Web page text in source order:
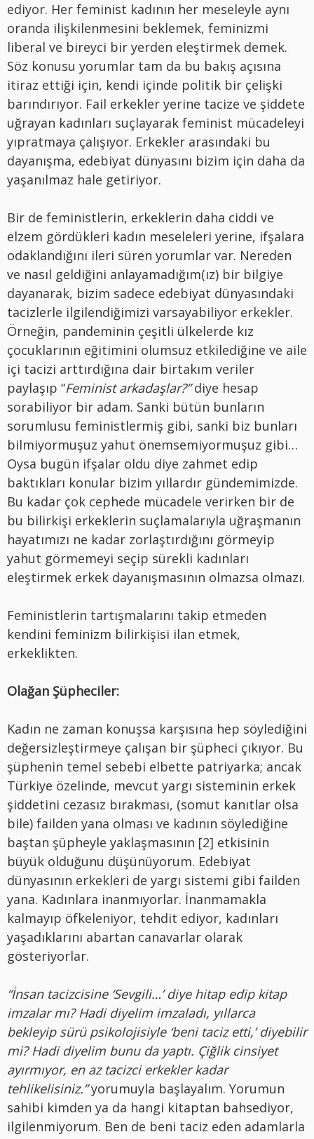
ediyor. Her feminist kadının her meseleyle aynı
oranda ilişkilenmesini beklemek, feminizmi
liberal ve bireyci bir yerden eleştirmek demek.
Söz konusu yorumlar tam da bu bakış açısına
itiraz ettiği için, kendi içinde politik bir çelişki
barındırıyor. Fail erkekler yerine tacize ve şiddete
uğrayan kadınları suçlayarak feminist mücadeleyi
yıpratmaya çalışıyor. Erkekler arasındaki bu
dayanışma, edebiyat dünyasını bizim için daha da
yaşanılmaz hale getiriyor.
Bir de feministlerin, erkeklerin daha ciddi ve
elzem gördükleri kadın meseleleri yerine, ifşalara
odaklandığını ileri süren yorumlar var. Nereden
ve nasıl geldiğini anlayamadığım(ız) bir bilgiye
dayanarak, bizim sadece edebiyat dünyasındaki
tacizlerle ilgilendiğimizi varsayabiliyor erkekler.
Örneğin, pandeminin çeşitli ülkelerde kız
çocuklarının eğitimini olumsuz etkilediğine ve aile
içi tacizi arttırdığına dair birtakım veriler
paylaşıp “Feminist arkadaşlar?”diye hesap
sorabiliyor bir adam. Sanki bütün bunların
sorumlusu feministlermiş gibi, sanki biz bunları
bilmiyormuşuz yahut önemsemiyormuşuz gibi…
Oysa bugün ifşalar oldu diye zahmet edip
baktıkları konular bizim yıllardır gündemimizde.
Bu kadar çok cephede mücadele verirken bir de
bu bilirkişi erkeklerin suçlamalarıyla uğraşmanın
hayatımızı ne kadar zorlaştırdığını görmeyip
yahut görmemeyi seçip sürekli kadınları
eleştirmek erkek dayanışmasının olmazsa olmazı.
Feministlerin tartışmalarını takip etmeden
kendini feminizm bilirkişisi ilan etmek,
erkeklikten.
Olağan Şüpheciler:
Kadın ne zaman konuşsa karşısına hep söylediğini
değersizleştirmeye çalışan bir şüpheci çıkıyor. Bu
şüphenin temel sebebi elbette patriyarka; ancak
Türkiye özelinde, mevcut yargı sisteminin erkek
şiddetini cezasız bırakması, (somut kanıtlar olsa
bile) failden yana olması ve kadının söylediğine
baştan şüpheyle yaklaşmasının [2] etkisinin
büyük olduğunu düşünüyorum. Edebiyat
dünyasının erkekleri de yargı sistemi gibi failden
yana. Kadınlara inanmıyorlar. İnanmamakla
kalmayıp öfkeleniyor, tehdit ediyor, kadınları
yaşadıklarını abartan canavarlar olarak
gösteriyorlar.
“İnsan tacizcisine ‘Sevgili…’ diye hitap edip kitap
imzalar mı? Hadi diyelim imzaladı, yıllarca
bekleyip sürü psikolojisiyle ‘beni taciz etti,’ diyebilir
mi? Hadi diyelim bunu da yaptı. Çiğlik cinsiyet
ayırmıyor, en az tacizci erkekler kadar
tehlikelisiniz.”yorumuyla başlayalım. Yorumun
sahibi kimden ya da hangi kitaptan bahsediyor,
ilgilenmiyorum. Ben de beni taciz eden adamlarla